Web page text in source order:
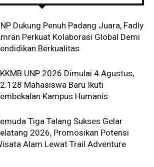
Dukung Penuh Padang Juara, Fadly
Perkuat Kolaborasi Global Demi
Berkualitas
UNP 2026 Dimulai 4 Agustus,
Mahasiswa Baru Ikuti
Kampus Humanis
Tiga Talang Sukses Gelar
2026, Promosikan Potensi
Alam Lewat Trail Adventure